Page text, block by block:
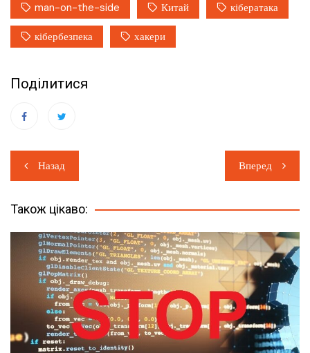
man-on-the-side Китай кібератака
кібербезпека хакери
Поділитися
Навігація
записів
Назад Вперед
Також цікаво: